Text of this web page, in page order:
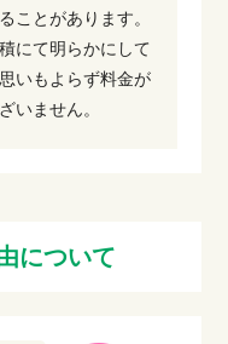
ことがあります。
にて明らかにして
いもよらず料金が
いません。
について